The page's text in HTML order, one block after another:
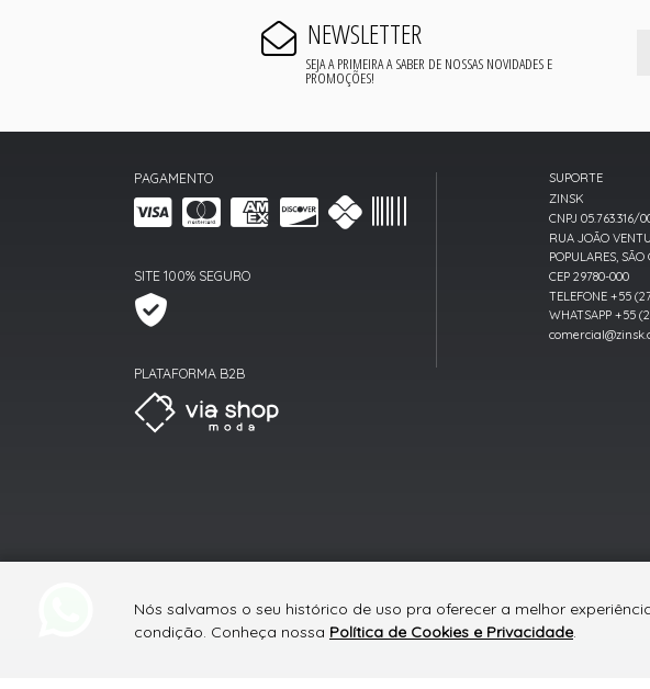
NEWSLETTER
SEJA A PRIMEIRA A SABER DE NOSSAS NOVIDADES E
PROMOÇÕES!
PAGAMENTO
SITE 100% SEGURO
PLATAFORMA B2B
SUPORTE
ZINSK
CNPJ 05.763.316/
RUA JOÃO
POPULARES,
CEP 29780-000
TELEFONE +55
WHATSAPP +55
Nós salvamos o seu histórico de uso pra oferecer a melhor
condição. Conheça nossa Política de Cookies e Privacidade.